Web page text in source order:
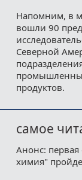
Напомним, в
вошли 90
Северной
продуктов.
самое
Анонс: первая
химия"